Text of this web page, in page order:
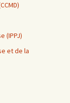
(IPPJ)
et de la